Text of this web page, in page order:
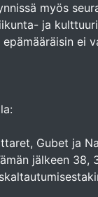
myös
ja
ei
Gubet ja
jälkeen 38,